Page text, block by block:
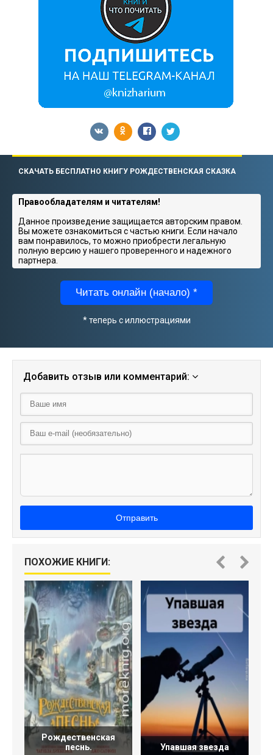
СКАЧАТЬ БЕСПЛАТНО КНИГУ РОЖДЕСТВЕНСКАЯ СКАЗКА
Правообладателям и читателям!
Данное произведение защищается авторским правом.
Вы можете ознакомиться с частью книги. Если начало
вам понравилось, то можно приобрести легальную
полную версию у нашего проверенного и надежного
партнера.
Читать онлайн (начало) *
* теперь с иллюстрациями
Добавить отзыв или комментарий:
Отправить
ПОХОЖИЕ КНИГИ:
Рождественская
песнь.
Упавшая звезда